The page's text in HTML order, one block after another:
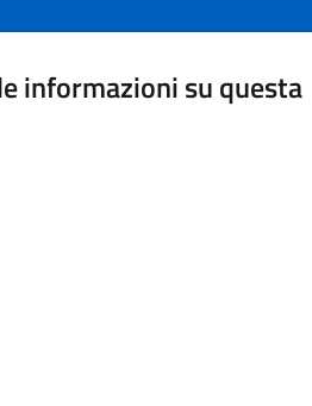
informazioni su questa